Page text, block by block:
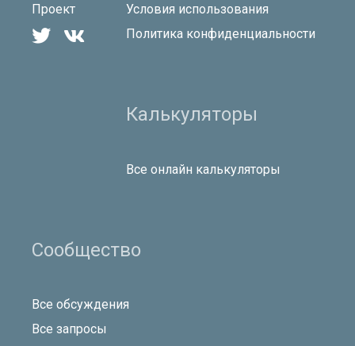
Проект
 
Условия использования
Политика конфиденциальности
Калькуляторы
Все онлайн калькуляторы
Сообщество
Все обсуждения
Все запросы